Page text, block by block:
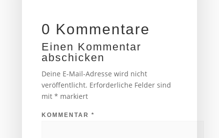
0 Kommentare
Einen Kommentar
abschicken
Deine E-Mail-Adresse wird nicht
veröffentlicht. Erforderliche Felder sind
mit * markiert
KOMMENTAR *